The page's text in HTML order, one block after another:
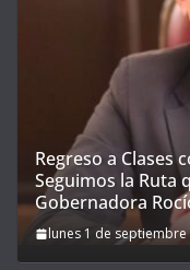
Regreso a Clases
Seguimos la Ruta
Gobernadora
lunes 1 de septiembre